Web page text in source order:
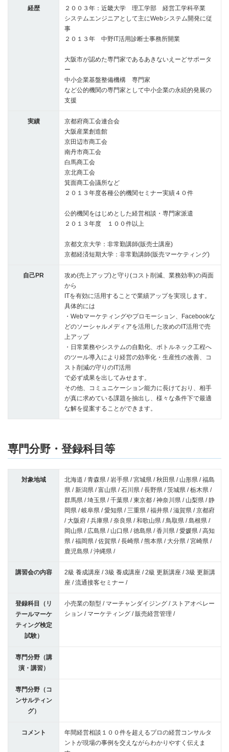
経歴
２００３年：近畿大学 理工学部 経営工学科卒業
システムエンジニアとして主にWebシステム開発に従
事
２０１３年 中野IT活用診断士事務所開業
大阪市が認めた専門家であるあきないえーどサポータ
ー
中小企業基盤整備機構 専門家
など公的機関の専門家として中小企業の永続的発展の
支援
実績
京都府商工会連合会
大阪産業創造館
京田辺市商工会
南丹市商工会
白馬商工会
京北商工会
箕面商工会議所など
２０１３年度各種公的機関セミナー実績４０件
公的機関をはじめとした経営相談・専門家派遣
２０１３年度 １００件以上
京都文京大学：非常勤講師(販売士講座)
京都経済短期大学：非常勤講師(販売マーケティング)
自己PR
攻め(売上アップ)と守り(コスト削減、業務効率)の両面
から
ITを有効に活用することで業績アップを実現します。
具体的には
・Webマーケティングやプロモーション、Facebookな
どのソーシャルメディアを活用した攻めのIT活用で売
上アップ
・日常業務やシステムの自動化、ボトルネック工程へ
のツール導入により経営の効率化・生産性の改善、コ
スト削減の守りのIT活用
で必ず成果を出してみせます。
その他、コミュニケーション能力に長けており、相手
が真に求めている課題を抽出し、様々な条件下で最適
な解を提案することができます。
専門分野・登録科目等
対象地域
北海道 / 青森県 / 岩手県 / 宮城県 / 秋田県 / 山形県 / 福島
県 / 新潟県 / 富山県 / 石川県 / 長野県 / 茨城県 / 栃木県 /
群馬県 / 埼玉県 / 千葉県 / 東京都 / 神奈川県 / 山梨県 / 静
岡県 / 岐阜県 / 愛知県 / 三重県 / 福井県 / 滋賀県 / 京都府
/ 大阪府 / 兵庫県 / 奈良県 / 和歌山県 / 鳥取県 / 島根県 /
岡山県 / 広島県 / 山口県 / 徳島県 / 香川県 / 愛媛県 / 高知
県 / 福岡県 / 佐賀県 / 長崎県 / 熊本県 / 大分県 / 宮崎県 /
鹿児島県 / 沖縄県 /
講習会の内容
2級 養成講座 / 3級 養成講座 / 2級 更新講座 / 3級 更新講
座 / 流通接客セミナー /
登録科目（リ
テールマーケ
ティング検定
試験）
小売業の類型 / マーチャンダイジング / ストアオペレー
ション / マーケティング / 販売経営管理 /
専門分野（講
演・講習）
専門分野（コ
ンサルティン
グ）
コメント
年間経営相談１００件を超えるプロの経営コンサルタ
ントが現場の事例を交えながらわかりやすく伝えま